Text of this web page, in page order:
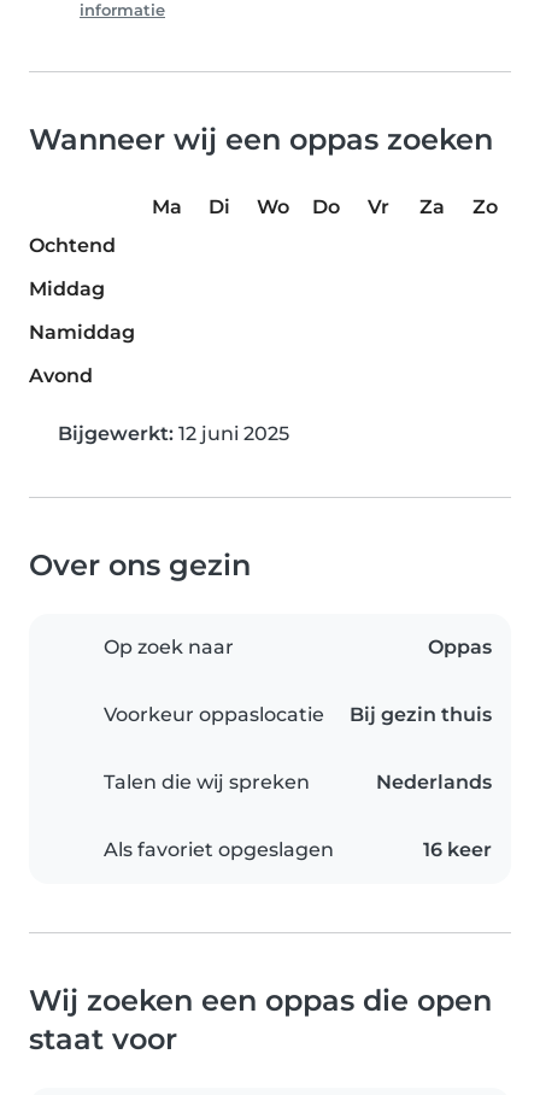
informatie
Wanneer wij een oppas zoeken
Ma Di Wo Do Vr Za
Zo
Ochtend
Middag
Namiddag
Avond
Bijgewerkt: 12 juni 2025
Over ons gezin
Op zoek naar Oppas
Voorkeur oppaslocatie Bij gezin thuis
Talen die wij spreken Nederlands
Als favoriet opgeslagen 16 keer
Wij zoeken een oppas die open
staat voor